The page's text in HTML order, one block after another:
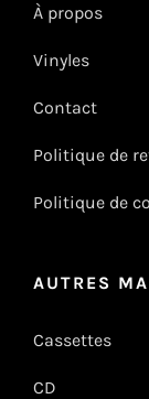
À propos
Vinyles
Contact
Politique de
Politique de
AUTRES
Cassettes
CD